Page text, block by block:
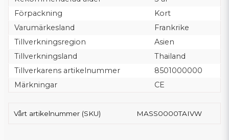
Förpackning
Kort
Varumärkesland
Frankrike
Tillverkningsregion
Asien
Tillverkningsland
Thailand
Tillverkarens artikelnummer
8501000000
Märkningar
CE
Vårt artikelnummer (SKU) MASS0000TAIVW